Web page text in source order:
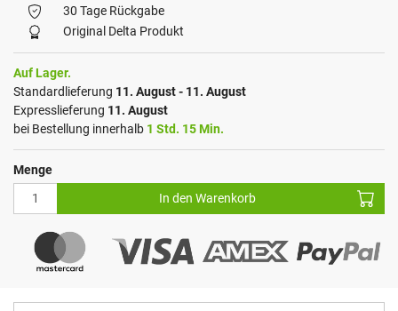
30 Tage Rückgabe
Original Delta Produkt
Auf Lager.
Standardlieferung 11. August - 11. August
Expresslieferung 11. August
bei Bestellung innerhalb 1 Std. 15 Min.
Menge
In den Warenkorb